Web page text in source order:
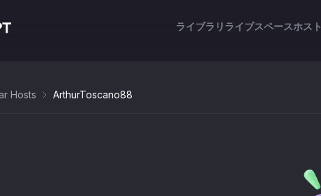
ライブラリ ライブスペースホスト
Hosts ArthurToscano88